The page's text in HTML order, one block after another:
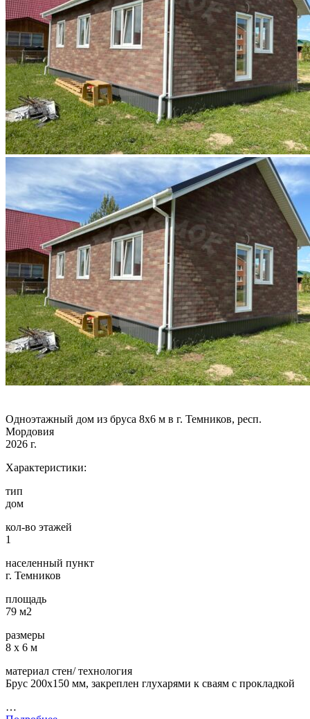
Одноэтажный дом из бруса 8х6 м в г. Темников, респ.
Мордовия
2026 г.
Характеристики:
тип
дом
кол-во этажей
1
населенный пункт
г. Темников
площадь
79 м2
размеры
8 х 6 м
материал стен/ технология
Брус 200х150 мм, закреплен глухарями к сваям с прокладкой
…